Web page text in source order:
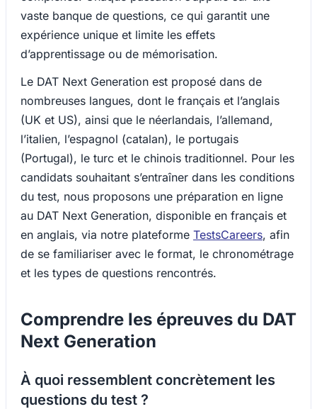
vaste banque de questions, ce qui garantit une
expérience unique et limite les effets
d’apprentissage ou de mémorisation.
Le DAT Next Generation est proposé dans de
nombreuses langues, dont le français et l’anglais
(UK et US), ainsi que le néerlandais, l’allemand,
l’italien, l’espagnol (catalan), le portugais
(Portugal), le turc et le chinois traditionnel. Pour les
candidats souhaitant s’entraîner dans les conditions
du test, nous proposons une préparation en ligne
au DAT Next Generation, disponible en français et
en anglais, via notre plateforme TestsCareers, afin
de se familiariser avec le format, le chronométrage
et les types de questions rencontrés.
Comprendre les épreuves du DAT
Next Generation
À quoi ressemblent concrètement les
questions du test ?